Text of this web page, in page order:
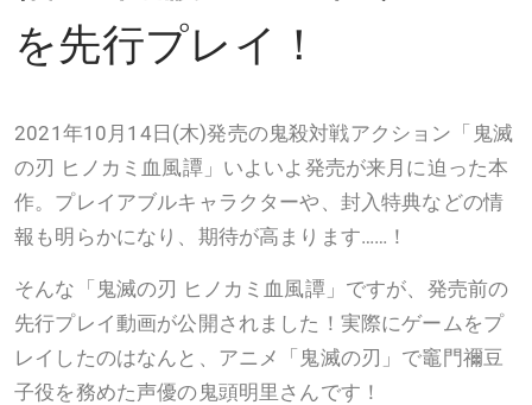
を先行プレイ！
2021年10月14日(木)発売の鬼殺対戦アクション「鬼滅
の刃 ヒノカミ血風譚」いよいよ発売が来月に迫った本
作。プレイアブルキャラクターや、封入特典などの情
報も明らかになり、期待が高まります……！
そんな「鬼滅の刃 ヒノカミ血風譚」ですが、発売前の
先行プレイ動画が公開されました！実際にゲームをプ
レイしたのはなんと、アニメ「鬼滅の刃」で竈門禰󠄀豆
子役を務めた声優の鬼頭明里さんです！